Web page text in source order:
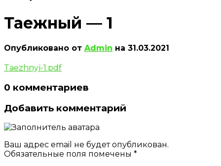
Таежный — 1
Опубликовано от Admin на 31.03.2021
Taezhnyj-1.pdf
0 комментариев
Добавить комментарий
Ваш адрес email не будет опубликован.
Обязательные поля помечены *